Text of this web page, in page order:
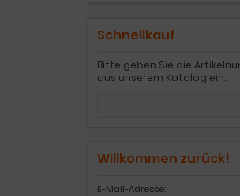
Schnellkauf
Bitte geben Sie die
aus unserem Katalog ein.
Willkommen zurück!
E-Mail-Adresse: